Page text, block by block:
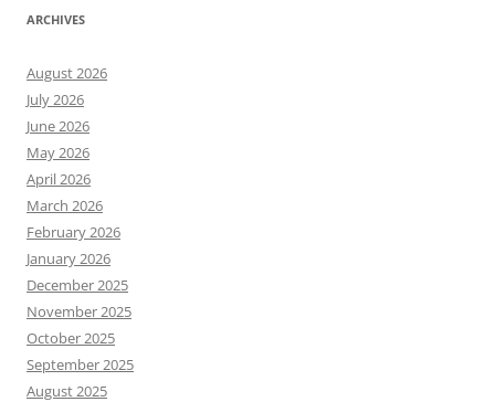
ARCHIVES
August 2026
July 2026
June 2026
May 2026
April 2026
March 2026
February 2026
January 2026
December 2025
November 2025
October 2025
September 2025
August 2025